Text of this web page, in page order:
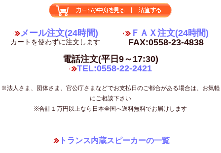
メール注文(24時間)
カートを使わずに注文します
ＦＡＸ注文(24時間)
FAX:0558-23-4838
電話注文(平日9～17:30)
TEL:0558-22-2421
※法人さま、団体さま、官公庁さまなどでお支払日のご都合がある場合は、お気軽
にご相談下さい
※合計１万円以上なら日本全国へ送料無料でお届けします
トランス内蔵スピーカーの一覧